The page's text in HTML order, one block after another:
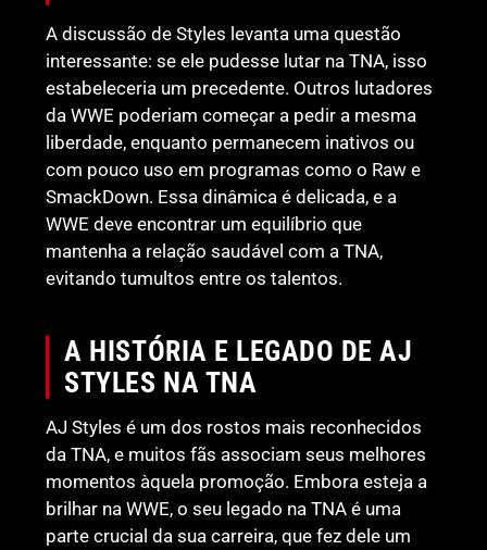
A discussão de Styles levanta uma questão
interessante: se ele pudesse lutar na TNA, isso
estabeleceria um precedente. Outros lutadores
da WWE poderiam começar a pedir a mesma
liberdade, enquanto permanecem inativos ou
com pouco uso em programas como o Raw e
SmackDown. Essa dinâmica é delicada, e a
WWE deve encontrar um equilíbrio que
mantenha a relação saudável com a TNA,
evitando tumultos entre os talentos.
A HISTÓRIA E LEGADO DE AJ
STYLES NA TNA
AJ Styles é um dos rostos mais reconhecidos
da TNA, e muitos fãs associam seus melhores
momentos àquela promoção. Embora esteja a
brilhar na WWE, o seu legado na TNA é uma
parte crucial da sua carreira, que fez dele um